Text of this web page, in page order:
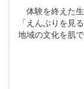
体験を終えた
「えんぶりを見
地域の文化を肌